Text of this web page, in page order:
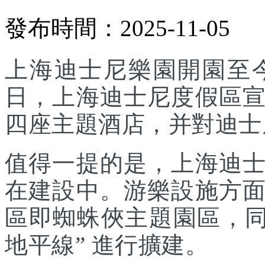
發布時間：2025-11-05
上海迪士尼樂園開園
日，上海迪士尼度假區
四座主題酒店，并對迪
值得一提的是，上海迪
在建設中。游樂設施方
區即蜘蛛俠主題園區，
地平線” 進行擴建。